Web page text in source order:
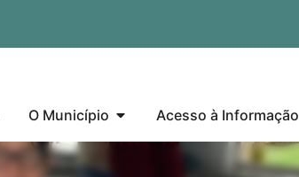
O Município Acesso à Informação